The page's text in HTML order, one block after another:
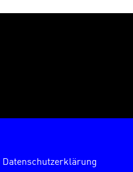
Datenschutzerklärung